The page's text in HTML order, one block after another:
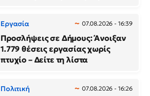
Εργασία 07.08.2026 - 16:39
Προσλήψεις σε Δήμους: Άνοιξαν
1.779 θέσεις εργασίας χωρίς
πτυχίο – Δείτε τη λίστα
Πολιτική 07.08.2026 - 16:26